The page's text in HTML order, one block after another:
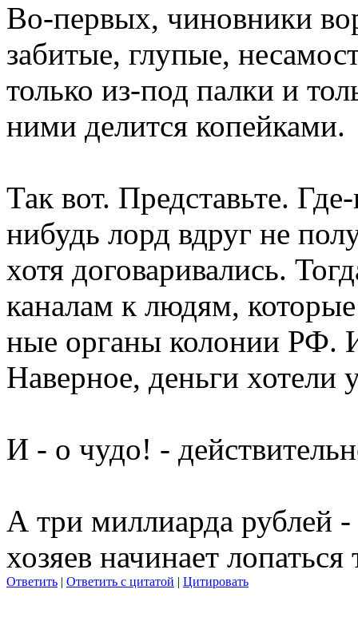
Во-первых, чиновники
забитые, глупые,
только из-под палки и
ними делится копейками.
Так вот. Представьте.
нибудь лорд вдруг не
хотя договаривались.
каналам к людям,
ные органы колонии РФ.
Наверное, деньги хотели
И - о чудо! -
А три миллиарда рублей
хозяев начинает
Ответить | Ответить с цитатой | Цитировать